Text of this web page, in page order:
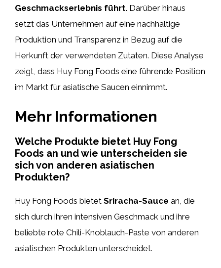
Geschmackserlebnis führt. Darüber hinaus
setzt das Unternehmen auf eine nachhaltige
Produktion und Transparenz in Bezug auf die
Herkunft der verwendeten Zutaten. Diese Analyse
zeigt, dass Huy Fong Foods eine führende Position
im Markt für asiatische Saucen einnimmt.
Mehr Informationen
Welche Produkte bietet Huy Fong
Foods an und wie unterscheiden sie
sich von anderen asiatischen
Produkten?
Huy Fong Foods bietet Sriracha-Sauce an, die
sich durch ihren intensiven Geschmack und ihre
beliebte rote Chili-Knoblauch-Paste von anderen
asiatischen Produkten unterscheidet.